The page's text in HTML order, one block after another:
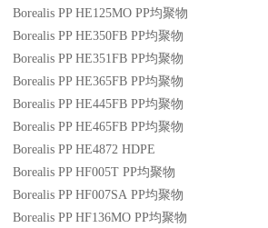
Borealis PP HE125MO PP均聚物
Borealis PP HE350FB PP均聚物
Borealis PP HE351FB PP均聚物
Borealis PP HE365FB PP均聚物
Borealis PP HE445FB PP均聚物
Borealis PP HE465FB PP均聚物
Borealis PP HE4872 HDPE
Borealis PP HF005T PP均聚物
Borealis PP HF007SA PP均聚物
Borealis PP HF136MO PP均聚物